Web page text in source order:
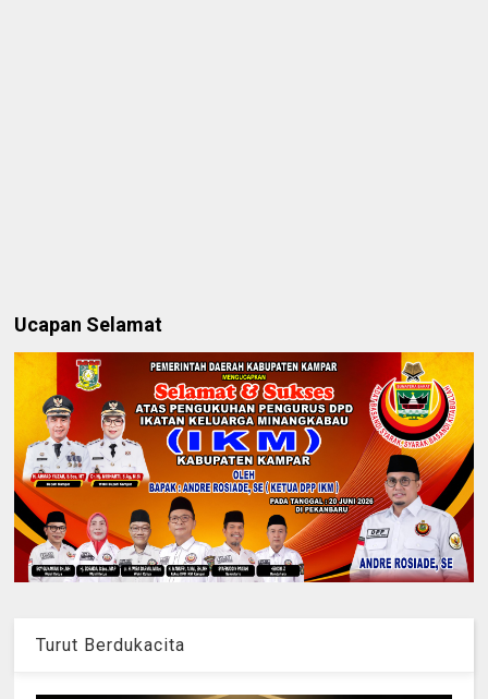
Ucapan Selamat
Turut Berdukacita